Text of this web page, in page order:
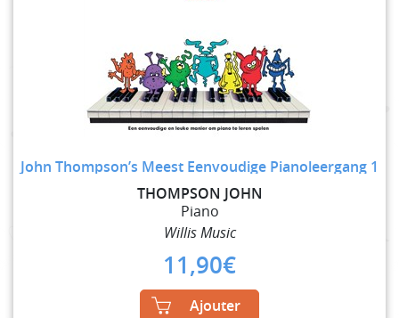
John Thompson’s Meest Eenvoudige Pianoleergang 1
THOMPSON JOHN
Piano
Willis Music
11,90€
Ajouter